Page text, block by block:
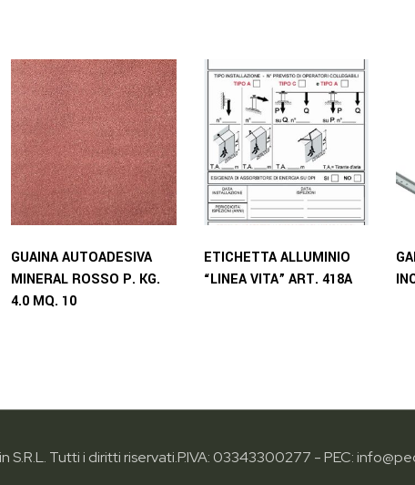
GUAINA AUTOADESIVA
MINERAL ROSSO P. KG.
4.0 MQ. 10
ETICHETTA ALLUMINIO
“LINEA VITA” ART. 418A
Tutti i diritti riservati.P.IVA: 03343300277 - PEC: